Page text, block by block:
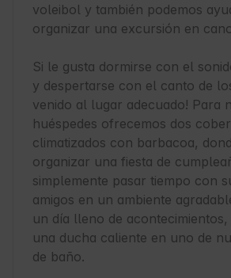
voleibol y también podemos
organizar una excursión en
Si le gusta dormirse con el
y despertarse con el canto de
venido al lugar adecuado! Para
huéspedes ofrecemos dos
climatizados con barbacoa,
organizar una fiesta de
simplemente pasar tiempo con
amigos en un ambiente
un día lleno de
una ducha caliente en uno de
de baño.